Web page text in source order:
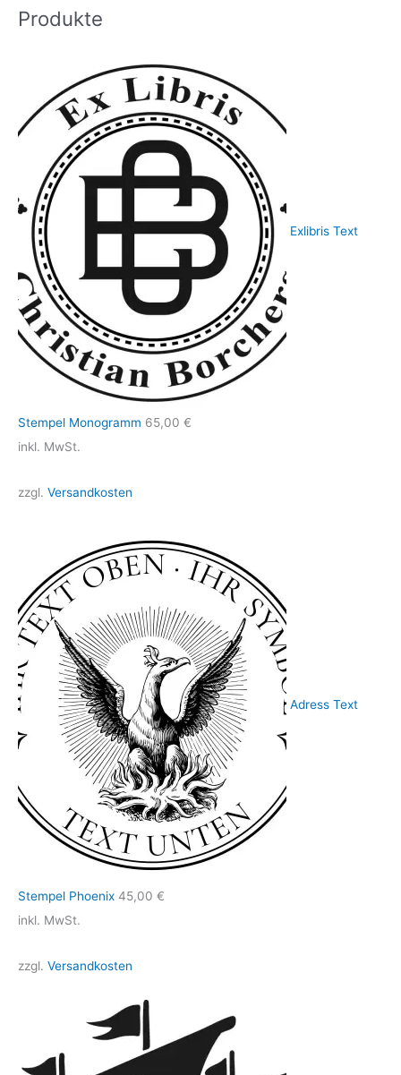
Produkte
Exlibris Text
Stempel Monogramm 65,00 €
inkl. MwSt.
zzgl. Versandkosten
Adress Text
Stempel Phoenix 45,00 €
inkl. MwSt.
zzgl. Versandkosten